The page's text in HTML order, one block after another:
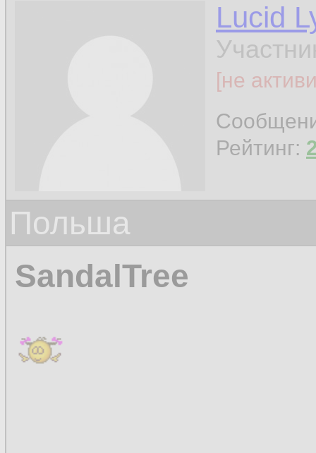
Lucid
[не
Рейтинг:
Польша
SandalTree